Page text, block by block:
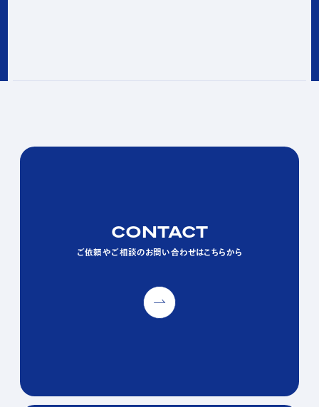
CONTACT
ご依頼やご相談のお問い合わせはこちらから
CONTACT
ご依頼やご相談のお問い合わせはこちらから
CONTACT
ご依頼やご相談のお問い合わせはこちらから